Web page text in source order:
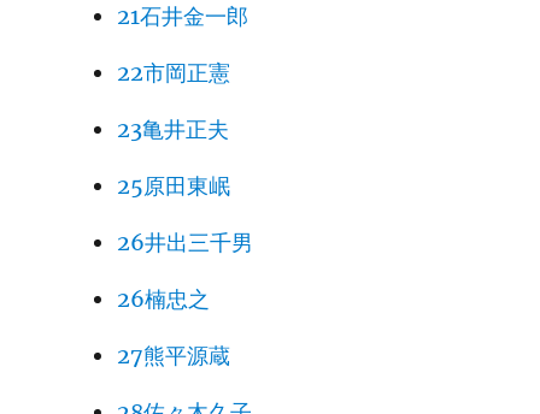
21石井金一郎
22市岡正憲
23亀井正夫
25原田東岷
26井出三千男
26楠忠之
27熊平源蔵